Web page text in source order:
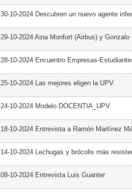
30-10-2024 Descubren un nuevo agente
29-10-2024 Aina Monfort (Airbus) y
28-10-2024 Encuentro Empresas-
25-10-2024 Las mejores eligen la UPV
24-10-2024 Modelo DOCENTIA_UPV
18-10-2024 Entrevista a Ramón Martínez
14-10-2024 Lechugas y brócolis más
08-10-2024 Entrevista Luis Guanter